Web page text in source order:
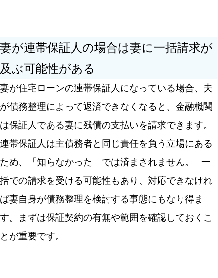
妻が連帯保証人の場合は妻に一括請求が
及ぶ可能性がある
妻が住宅ローンの連帯保証人になっている場合、夫
が債務整理によって返済できなくなると、金融機関
は保証人である妻に残債の支払いを請求できます。
連帯保証人は主債務者と同じ責任を負う立場にある
ため、「知らなかった」では済まされません。
一
括での請求を受ける可能性もあり、対応できなけれ
ば妻自身が債務整理を検討する事態にもなり得ま
す。まずは保証契約の有無や範囲を確認しておくこ
とが重要です。